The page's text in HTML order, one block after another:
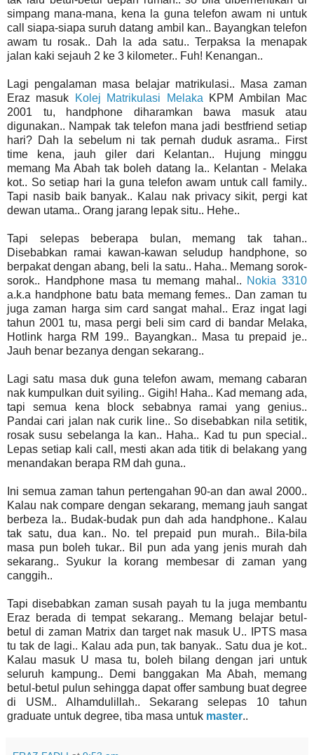
simpang mana-mana, kena la guna telefon awam ni untuk
call siapa-siapa suruh datang ambil kan.. Bayangkan telefon
awam tu rosak.. Dah la ada satu.. Terpaksa la menapak
jalan kaki sejauh 2 ke 3 kilometer.. Fuh! Kenangan..
Lagi pengalaman masa belajar matrikulasi.. Masa zaman
Eraz masuk
Kolej Matrikulasi Melaka KPM Ambilan Mac
2001 tu, handphone diharamkan bawa masuk atau
digunakan.. Nampak tak telefon mana jadi bestfriend setiap
hari? Dah la sebelum ni tak pernah duduk asrama.. First
time kena, jauh giler dari Kelantan.. Hujung minggu
memang Ma Abah tak boleh datang la.. Kelantan - Melaka
kot.. So setiap hari la guna telefon awam untuk call family..
Tapi nasib baik banyak.. Kalau nak privacy sikit, pergi kat
dewan utama.. Orang jarang lepak situ.. Hehe..
Tapi selepas beberapa bulan, memang tak tahan..
Disebabkan ramai kawan-kawan seludup handphone, so
berpakat dengan abang, beli la satu.. Haha.. Memang sorok-
sorok.. Handphone masa tu memang mahal.. Nokia 3310
a.k.a handphone batu bata memang femes.. Dan zaman tu
juga zaman harga sim card sangat mahal.. Eraz ingat lagi
tahun 2001 tu, masa pergi beli sim card di bandar Melaka,
Hotlink harga RM 199.. Bayangkan.. Masa tu prepaid je..
Jauh benar bezanya dengan sekarang..
Lagi satu masa duk guna telefon awam, memang cabaran
nak kumpulkan duit syiling.. Gigih! Haha.. Kad memang ada,
tapi semua kena block sebabnya ramai yang genius..
Pandai cari jalan nak curik line.. So disebabkan nila setitik,
rosak susu sebelanga la kan.. Haha.. Kad tu pun special..
Lepas setiap kali call, mesti akan ada titik di belakang yang
menandakan berapa RM dah guna..
Ini semua zaman tahun pertengahan 90-an dan awal 2000..
Kalau nak compare dengan sekarang, memang jauh sangat
berbeza la.. Budak-budak pun dah ada handphone.. Kalau
tak satu, dua kan.. No. tel prepaid pun murah.. Bila-bila
masa pun boleh tukar.. Bil pun ada yang jenis murah dah
sekarang.. Syukur la korang membesar di zaman yang
canggih..
Tapi disebabkan zaman susah payah tu la juga membantu
Eraz berada di tempat sekarang.. Memang belajar betul-
betul di zaman Matrix dan target nak masuk U.. IPTS masa
tu tak de lagi.. Kalau ada pun, tak banyak.. Satu dua je kot..
Kalau masuk U masa tu, boleh bilang dengan jari untuk
seluruh kampung.. Demi banggakan Ma Abah, memang
betul-betul pulun sehingga dapat offer sambung buat degree
di USM.. Alhamdulillah.. Sekarang selepas 10 tahun
graduate untuk degree, tiba masa untuk master..